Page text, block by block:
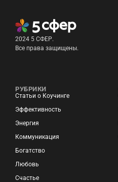
2024 5 СФЕР.
Все права защищены.
РУБРИКИ
Статьи о Коучинге
Эффективность
Энергия
Коммуникация
Богатство
Любовь
Счастье